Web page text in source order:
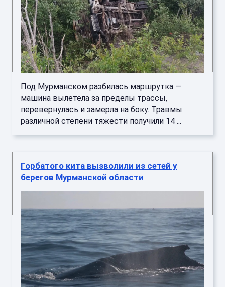
Под Мурманском разбилась маршрутка —
машина вылетела за пределы трассы,
перевернулась и замерла на боку. Травмы
различной степени тяжести получили 14 ...
Горбатого кита вызволили из сетей у
берегов Мурманской области